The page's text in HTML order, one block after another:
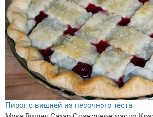
Пирог с вишней из песочного теста